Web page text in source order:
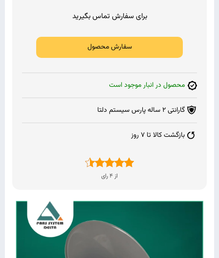
برای سفارش تماس بگیرید
سفارش محصول
محصول در انبار موجود است
گارانتی 2 ساله پارس سیستم دلتا
بازگشت کالا تا 7 روز
امتیاز4.50
4
از 4رای